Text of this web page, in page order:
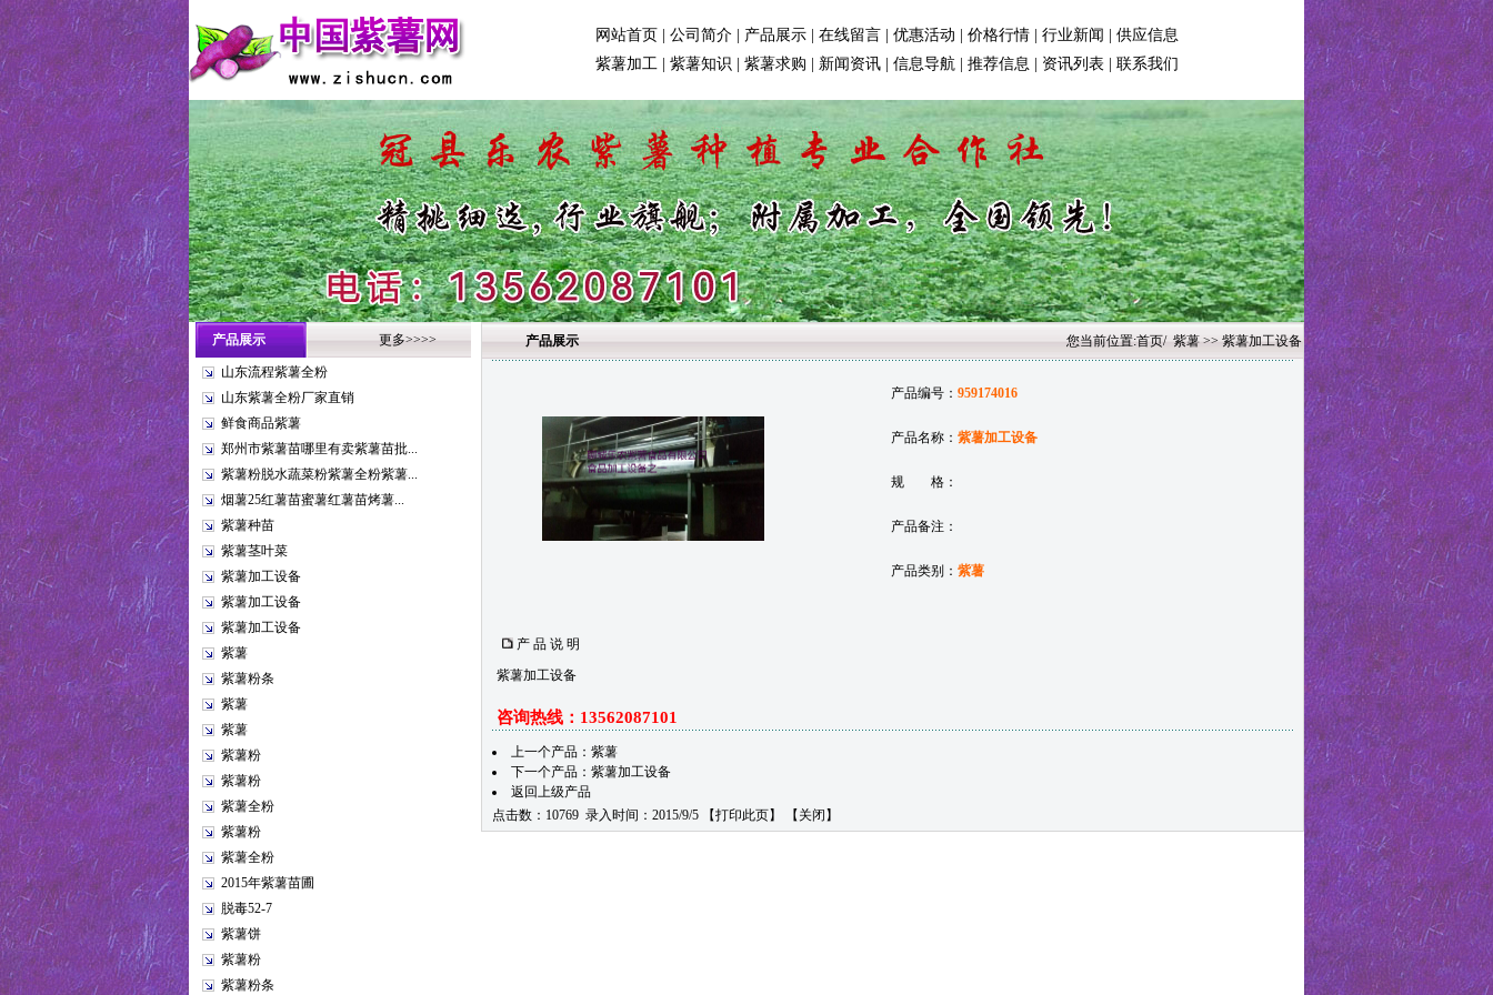
网站首页 公司简介| 产品展示| 在线留言| 优惠活动 价格行情| 行业新闻
供应信息
紫薯加工| 紫薯知识 紫薯求购 新闻资讯| 信息导航| 推荐信息 资讯列表| 联系我们
产品展示 更多>>>>
山东流程紫薯全粉
山东紫薯全粉厂家直销
鲜食商品紫薯
郑州市紫薯苗哪里有卖紫薯苗批...
紫薯粉脱水蔬菜粉紫薯全粉紫薯...
烟薯25红薯苗蜜薯红薯苗烤薯...
紫薯种苗
紫薯茎叶菜
紫薯加工设备
紫薯加工设备
紫薯加工设备
紫薯
紫薯粉条
紫薯
紫薯
紫薯粉
紫薯粉
紫薯全粉
紫薯粉
紫薯全粉
2015年紫薯苗圃
脱毒52-7
紫薯饼
紫薯粉
紫薯粉条
产品展示 您当前位置:首页/ 紫薯 >> 紫薯加工设备
产品编号： 959174016
产品名称： 紫薯加工设备
规 格：
产品备注：
产品类别： 紫薯
产 品 说 明
紫薯加工设备
咨询热线：13562087101
上一个产品： 紫薯
下一个产品： 紫薯加工设备
返回上级产品
点击数：10769 录入时间：2015/9/5 【打印此页】 【 关闭 】